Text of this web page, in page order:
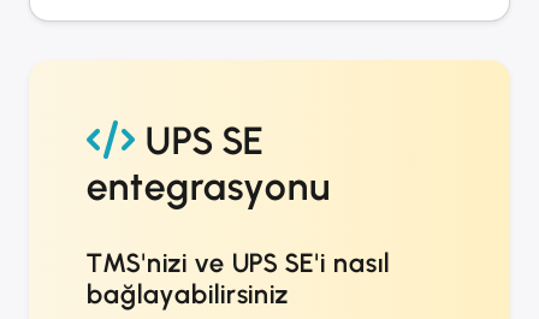
UPS SE
entegrasyonu
TMS'nizi ve UPS SE'i nasıl
bağlayabilirsiniz